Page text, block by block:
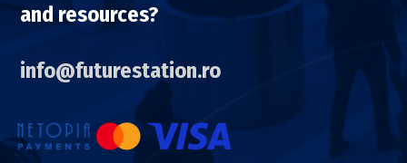
and resources?
info@futurestation.ro